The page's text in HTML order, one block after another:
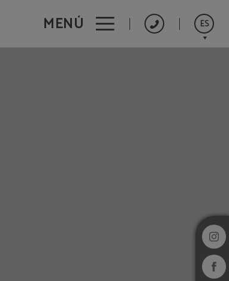
MENÚ ES